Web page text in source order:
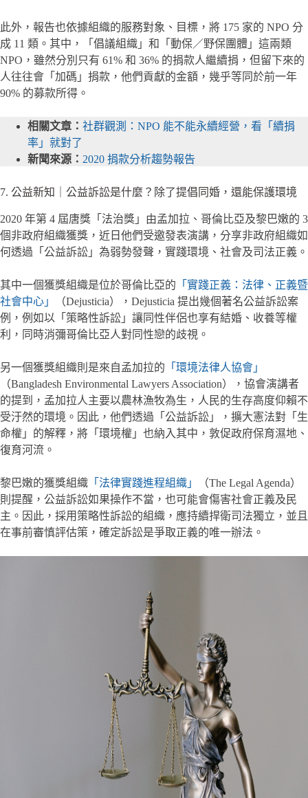
此外，報告也依據組織的服務對象、目標，將 175 家的 NPO 分
成 11 類。其中，「倡議組織」和「動保／野保團體」這兩類
NPO，雖然分別只有 61% 和 36% 的捐款人繼續捐，但留下來的
人往往會「加碼」捐款，他們貢獻的金額，幾乎等同於前一年
90% 的募款所得。
相關文章： 社群觀測：NPO 能不能永續經營，看「續捐
率」就對了
新聞來源： 2020 捐款分析趨勢報告
7. 公益新知｜公益訴訟是什麼？除了提倡同婚，還能保護環境
2020 年第 4 屆唐獎「法治獎」由孟加拉、哥倫比亞及黎巴嫩的 3
個非政府組織獲獎，近日他們受邀發表演講，分享非政府組織如
何透過「公益訴訟」為弱勢發聲，實踐環境、社會及司法正義。
其中一個獲獎組織是位於哥倫比亞的 「實踐正義：法律、正義暨
社會中心」
（Dejusticia），Dejusticia 提出幾個著名公益訴訟案
例，例如以「策略性訴訟」讓同性伴侶也享有結婚、收養等權
利，同時消彌哥倫比亞人對同性戀的歧視。
另一個獲獎組織則是來自孟加拉的 「環境法律人協會」
（Bangladesh Environmental Lawyers Association），協會演講者
的提到，孟加拉人主要以農林漁牧為生，人民的生存高度仰賴不
受汙然的環境。因此，他們透過「公益訴訟」，擴大憲法對「生
命權」的解釋，將「環境權」也納入其中，敦促政府保育濕地、
復育河流。
黎巴嫩的獲獎組織 「法律實踐進程組織」
（The Legal Agenda）
則提醒，公益訴訟如果操作不當，也可能會傷害社會正義及民
主。因此，採用策略性訴訟的組織，應持續捍衛司法獨立，並且
在事前審慎評估策，確定訴訟是爭取正義的唯一辦法。